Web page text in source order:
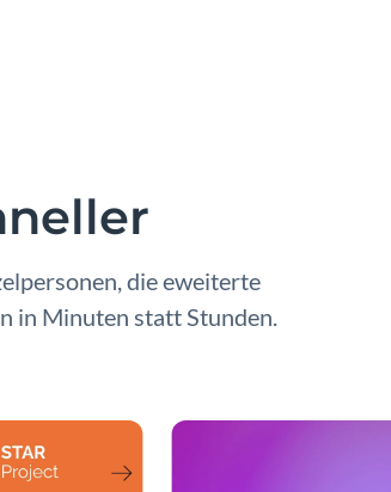
die eweiterte
in Minuten statt Stunden.